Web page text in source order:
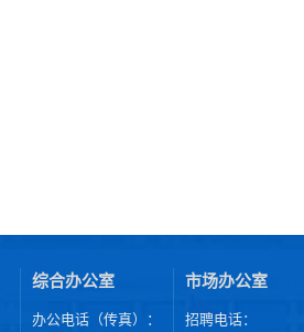
综合办公室
办公电话（传真）：
市场办公室
招聘电话：